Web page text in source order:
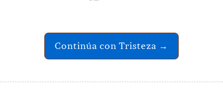
Continúa con Tristeza →